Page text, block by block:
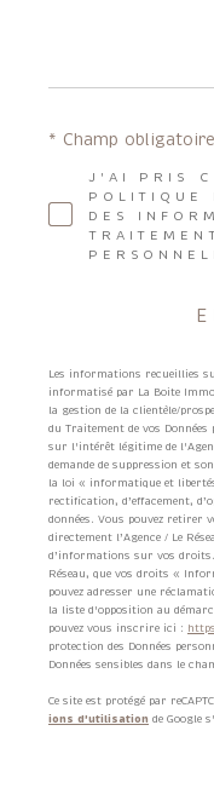
J'AI PRIS
POLITIQUE
DES
* Champ obligatoire
Les informations recueillies
informatisé par La Boite
la gestion de la clientèle/
du Traitement de vos
sur l'intérêt légitime de
demande de suppression et
la loi « informatique et
rectification, d’effacement,
données. Vous pouvez retirer
directement l’Agence / Le
d’informations sur vos
Réseau, que vos droits «
pouvez adresser une
la liste d'opposition au
pouvez vous inscrire ici :
protection des Données
Données sensibles dans le
Ce site est protégé par
ions d'utilisation de Google